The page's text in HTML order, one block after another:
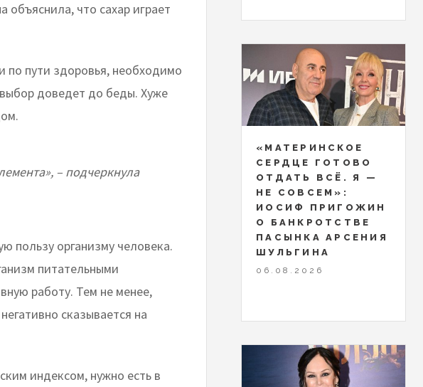
что сахар играет
по пути здоровья, необходимо
доведет до беды. Хуже
– подчеркнула
пользу организму человека.
питательными
работу. Тем не менее,
сказывается на
индексом, нужно есть в
«МАТЕРИНСКОЕ
СЕРДЦЕ ГОТОВО
ОТДАТЬ ВСЁ. Я —
НЕ СОВСЕМ»:
ИОСИФ ПРИГОЖИН
О БАНКРОТСТВЕ
ПАСЫНКА АРСЕНИЯ
ШУЛЬГИНА
06.08.2026